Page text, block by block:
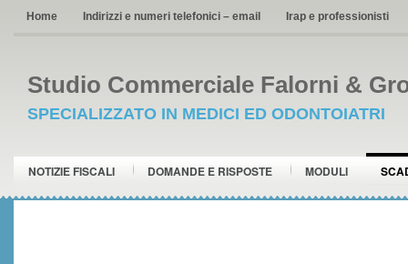
Home Indirizzi e numeri telefonici – email Irap e professionisti
Studio Commerciale Falorni &
SPECIALIZZATO IN MEDICI ED ODONTOIATRI
NOTIZIE FISCALI DOMANDE E RISPOSTE MODULI